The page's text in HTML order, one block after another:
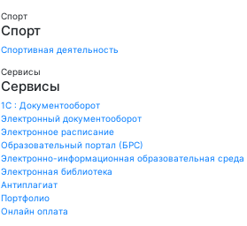
Спорт
Спорт
Спортивная деятельность
Сервисы
Сервисы
1С : Документооборот
Электронный документооборот
Электронное расписание
Образовательный портал (БРС)
Электронно-информационная образовательная среда
Электронная библиотека
Антиплагиат
Портфолио
Онлайн оплата